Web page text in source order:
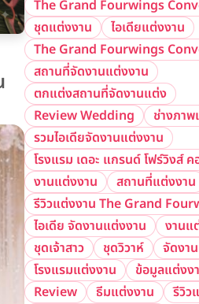
The Grand Fourwings
ชุดแต่งงาน
ไอเดียแต่งงาน
The Grand Fourwings
สถานที่จัดงานแต่งงาน
ตกแต่งสถานที่จัดงานแต่ง
Review Wedding
ช่างภา
รวมไอเดียจัดงานแต่งงาน
โรงแรม เดอะ แกรนด์ โฟร์วิงส์
งานแต่งงาน
สถานที่แต่งงาน
รีวิวแต่งงาน The Grand
ไอเดีย จัดงานแต่งงาน
งานแ
ชุดเจ้าสาว
ชุดวิวาห์
จัดงา
โรงแรมแต่งงาน
ข้อมูลแต่งง
Review
ธีมแต่งงาน
รีวิว